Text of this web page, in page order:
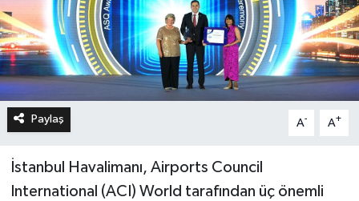
Paylaş A- A+
İstanbul Havalimanı, Airports Council
International (ACI) World tarafından üç önemli